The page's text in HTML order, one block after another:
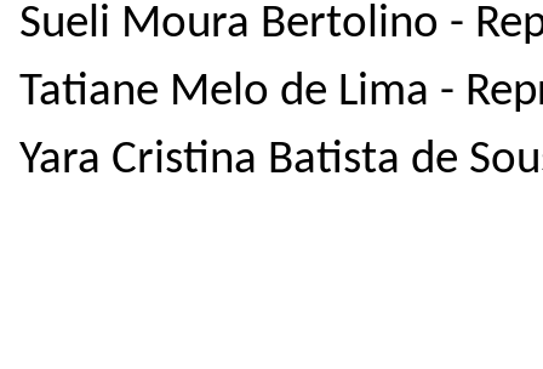
Sueli Moura Bertolino -
Tatiane Melo de Lima -
Yara Cristina Batista de